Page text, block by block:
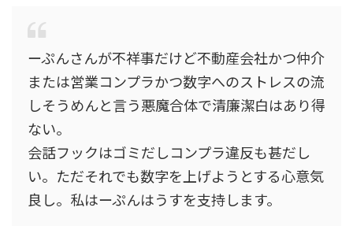
ーぷんさんが不祥事だけど不動産会社かつ仲介
または営業コンプラかつ数字へのストレスの流
しそうめんと言う悪魔合体で清廉潔白はあり得
ない。
会話フックはゴミだしコンプラ違反も甚だし
い。ただそれでも数字を上げようとする心意気
良し。私はーぷんはうすを支持します。